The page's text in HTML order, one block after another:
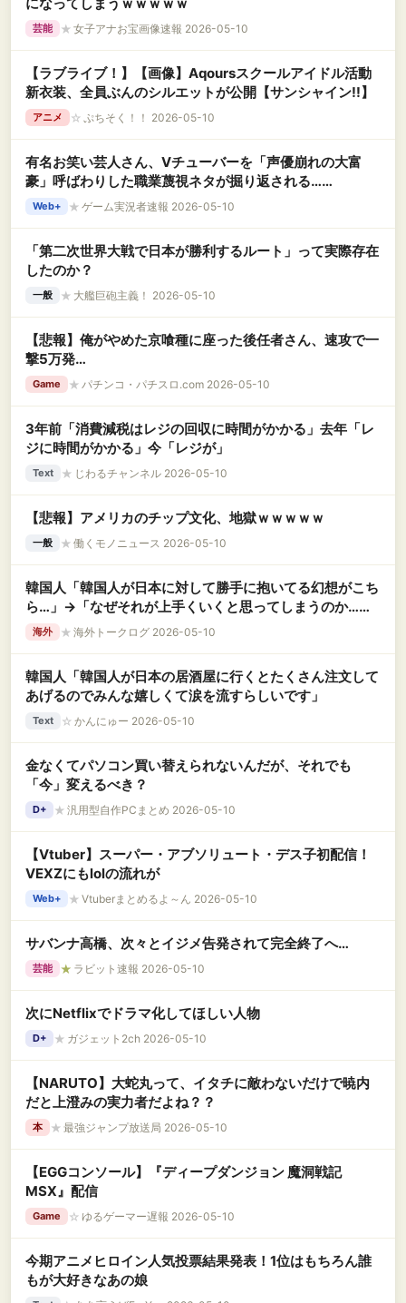
芸能 ★ 女子アナお宝画像速報 2026-05-10
【ラブライブ！】【画像】Aqoursスクールアイドル活動
新衣装、全員ぶんのシルエットが公開【サンシャイン!!】
アニメ ☆ ぷちそく！！ 2026-05-10
有名お笑い芸人さん、Vチューバーを「声優崩れの大富
豪」呼ばわりした職業蔑視ネタが掘り返される……
Web+ ★ ゲーム実況者速報 2026-05-10
「第二次世界大戦で日本が勝利するルート」って実際存在
したのか？
一般 ★ 大艦巨砲主義！ 2026-05-10
【悲報】俺がやめた京喰種に座った後任者さん、速攻で一
撃5万発…
Game ★ パチンコ・パチスロ.com 2026-05-10
3年前「消費減税はレジの回収に時間がかかる」去年「レ
ジに時間がかかる」今「レジが」
Text ★ じわるチャンネル 2026-05-10
【悲報】アメリカのチップ文化、地獄ｗｗｗｗｗ
一般 ★ 働くモノニュース 2026-05-10
韓国人「韓国人が日本に対して勝手に抱いてる幻想がこち
ら…」→「なぜそれが上手くいくと思ってしまうのか…
（ﾌﾞﾙﾌﾞﾙ」＝韓国の反応
海外 ★ 海外トークログ 2026-05-10
韓国人「韓国人が日本の居酒屋に行くとたくさん注文して
あげるのでみんな嬉しくて涙を流すらしいです」
Text ☆ かんにゅー 2026-05-10
金なくてパソコン買い替えられないんだが、それでも
「今」変えるべき？
D+ ★ 汎用型自作PCまとめ 2026-05-10
【Vtuber】スーパー・アブソリュート・デス子初配信！
VEXZにもlolの流れが
Web+ ★ Vtuberまとめるよ～ん 2026-05-10
サバンナ高橋、次々とイジメ告発されて完全終了へ…
芸能 ★ ラビット速報 2026-05-10
次にNetflixでドラマ化してほしい人物
D+ ★ ガジェット2ch 2026-05-10
【NARUTO】大蛇丸って、イタチに敵わないだけで暁内
だと上澄みの実力者だよね？？
本 ★ 最強ジャンプ放送局 2026-05-10
【EGGコンソール】『ディープダンジョン 魔洞戦記
MSX』配信
Game ☆ ゆるゲーマー遅報 2026-05-10
今期アニメヒロイン人気投票結果発表！1位はもちろん誰
もが大好きなあの娘